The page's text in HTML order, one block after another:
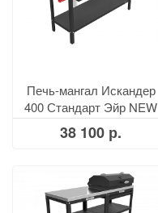
Печь-мангал Искандер
400 Стандарт Эйр NEW
38 100 р.